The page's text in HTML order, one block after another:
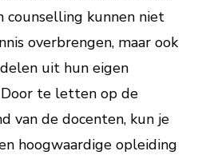
counselling kunnen niet
overbrengen, maar ook
uit hun eigen
te letten op de
van de docenten, kun je
hoogwaardige opleiding